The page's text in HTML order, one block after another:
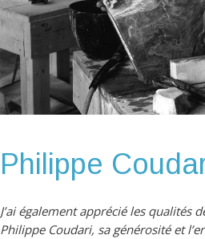
Philippe
J’ai également apprécié les qualités
Philippe Coudari, sa générosité et